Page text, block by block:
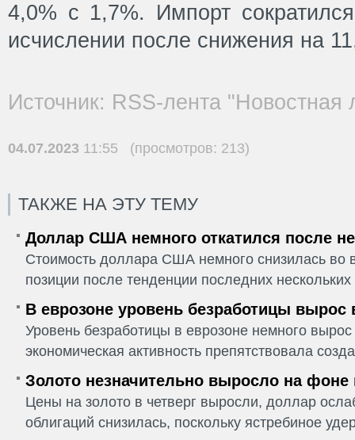
4,0% с 1,7%. Импорт
исчислении после снижения на
Источник: RSS-лента "Новостная
04.07.2023 11:55 (просмотров: 213)
ТАКЖЕ НА ЭТУ ТЕМУ
Доллар США немного откатился после
Стоимость доллара США немного снизилась во
позиции после тенденции последних
В еврозоне уровень безработицы вырос
Уровень безработицы в еврозоне немного
экономическая активность препятствовала
Золото незначительно выросло на фоне
Цены на золото в четверг выросли, доллар
облигаций снизилась, поскольку ястребиное